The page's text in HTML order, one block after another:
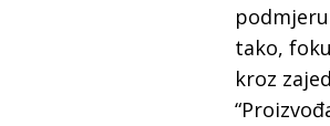
tako,
kroz